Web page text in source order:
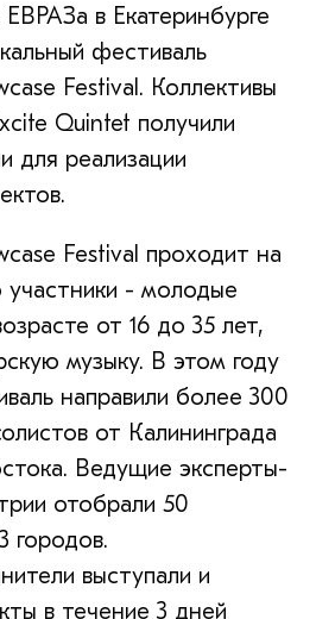
в Екатеринбурге
фестиваль
Festival. Коллективы
Quintet получили
для реализации
Festival проходит на
участники - молодые
от 16 до 35 лет,
музыку. В этом году
направили более 300
от Калининграда
Ведущие эксперты-
отобрали 50
городов.
выступали и
в течение 3 дней